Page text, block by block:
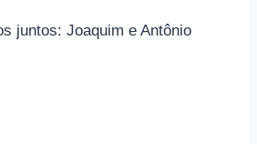
juntos: Joaquim e Antônio